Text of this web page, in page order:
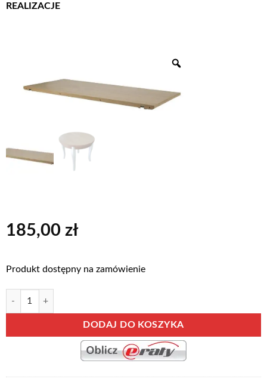
REALIZACJE
185,00 zł
Produkt dostępny na zamówienie
ilość WKŁADKA -STÓŁ PROWANSJA
DODAJ DO KOSZYKA
Alternative: